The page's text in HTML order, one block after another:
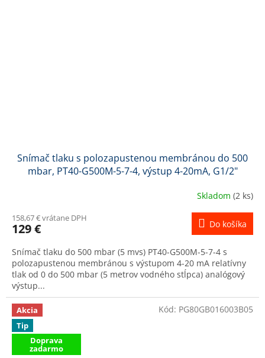
Snímač tlaku s polozapustenou membránou do 500
mbar, PT40-G500M-5-7-4, výstup 4-20mA, G1/2"
Skladom (2 ks)
158,67 € vrátane DPH
129 € Do košíka
Snímač tlaku do 500 mbar (5 mvs) PT40-G500M-5-7-4 s
polozapustenou membránou s výstupom 4-20 mA relatívny
tlak od 0 do 500 mbar (5 metrov vodného stĺpca) analógový
výstup...
Akcia
Tip
Doprava
zadarmo
Kód: PG80GB016003B05